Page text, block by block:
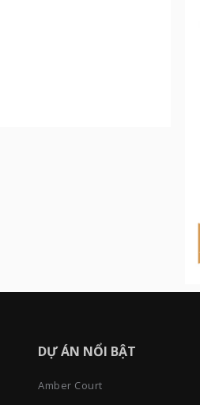
DỰ ÁN NỔI BẬT
Amber Court